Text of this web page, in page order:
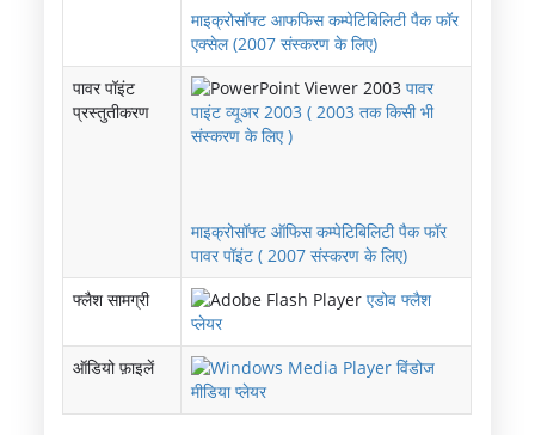
माइक्रोसॉफ्ट आफफिस कम्‍पेटिबिलिटी पैक फॉर
एक्‍सेल (2007 संस्‍करण के लिए)
पावर पॉइंट
प्रस्‍तुतीकरण
पावर
पाइंट व्‍यूअर 2003 ( 2003 तक किसी भी
संस्‍करण के लिए )
माइक्रोसॉफ्ट ऑफिस कम्‍पेटिबिलिटी पैक फॉर
पावर पॉइंट ( 2007 संस्‍करण के लिए)
फ्लैश सामग्री
एडोव फ्लैश
प्लेयर
ऑडियो फ़ाइलें
विंडोज
मीडिया प्लेयर